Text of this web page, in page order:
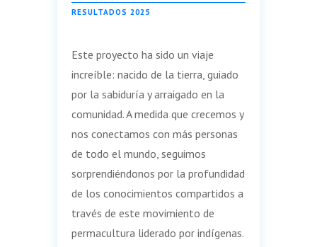
RESULTADOS 2025
Este proyecto ha sido un viaje
increíble: nacido de la tierra, guiado
por la sabiduría y arraigado en la
comunidad. A medida que crecemos y
nos conectamos con más personas
de todo el mundo, seguimos
sorprendiéndonos por la profundidad
de los conocimientos compartidos a
través de este movimiento de
permacultura liderado por indígenas.